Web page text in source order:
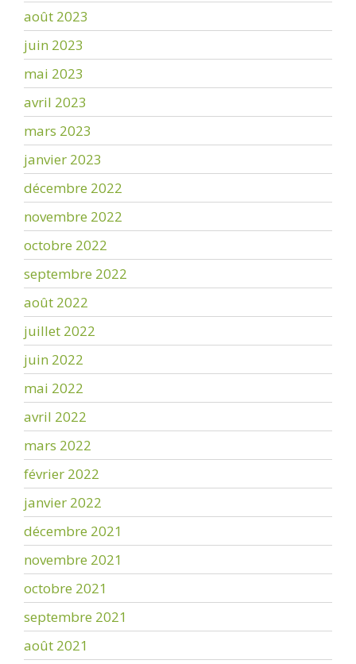
août 2023
juin 2023
mai 2023
avril 2023
mars 2023
janvier 2023
décembre 2022
novembre 2022
octobre 2022
septembre 2022
août 2022
juillet 2022
juin 2022
mai 2022
avril 2022
mars 2022
février 2022
janvier 2022
décembre 2021
novembre 2021
octobre 2021
septembre 2021
août 2021